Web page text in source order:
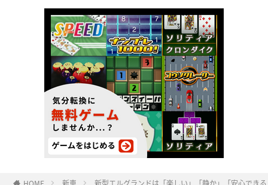
HOME 新車 新型エルグランドは「楽しい」「静か」「安心でき